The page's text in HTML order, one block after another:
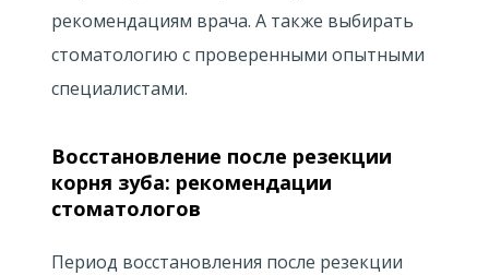
рекомендациям врача. А также выбирать
стоматологию с проверенными опытными
специалистами.
Восстановление после резекции
корня зуба: рекомендации
стоматологов
Период восстановления после резекции